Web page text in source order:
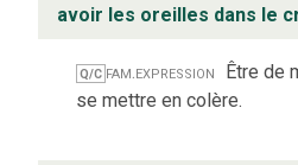
avoir les oreilles dans le
Q/C fam.expression Être de
se mettre en colère.